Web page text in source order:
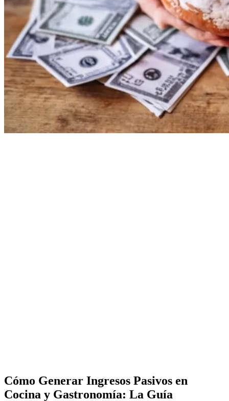
Cómo Generar Ingresos Pasivos en
Cocina y Gastronomía: La Guía